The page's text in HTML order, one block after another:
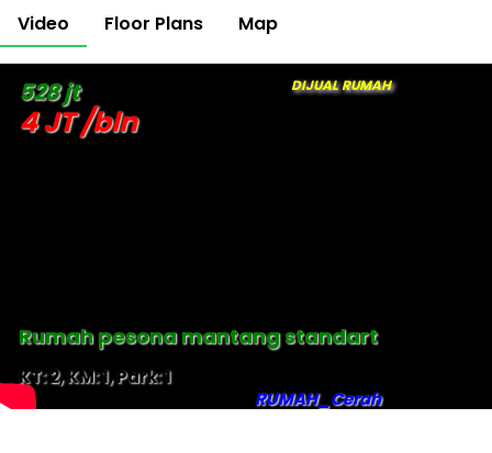
Video Floor Plans Map
528 jt DIJUAL RUMAH
4 JT /bln
Rumah pesona mantang standart
KT: 2, KM: 1, Park: 1
RUMAH_Cerah